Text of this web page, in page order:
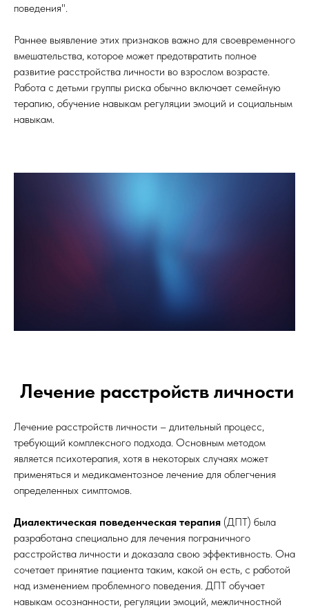
поведения".
Раннее выявление этих признаков важно для своевременного
вмешательства, которое может предотвратить полное
развитие расстройства личности во взрослом возрасте.
Работа с детьми группы риска обычно включает семейную
терапию, обучение навыкам регуляции эмоций и социальным
навыкам.
Лечение расстройств личности
Лечение расстройств личности – длительный процесс,
требующий комплексного подхода. Основным методом
является психотерапия, хотя в некоторых случаях может
применяться и медикаментозное лечение для облегчения
определенных симптомов.
Диалектическая поведенческая терапия (ДПТ) была
разработана специально для лечения пограничного
расстройства личности и доказала свою эффективность. Она
сочетает принятие пациента таким, какой он есть, с работой
над изменением проблемного поведения. ДПТ обучает
навыкам осознанности, регуляции эмоций, межличностной